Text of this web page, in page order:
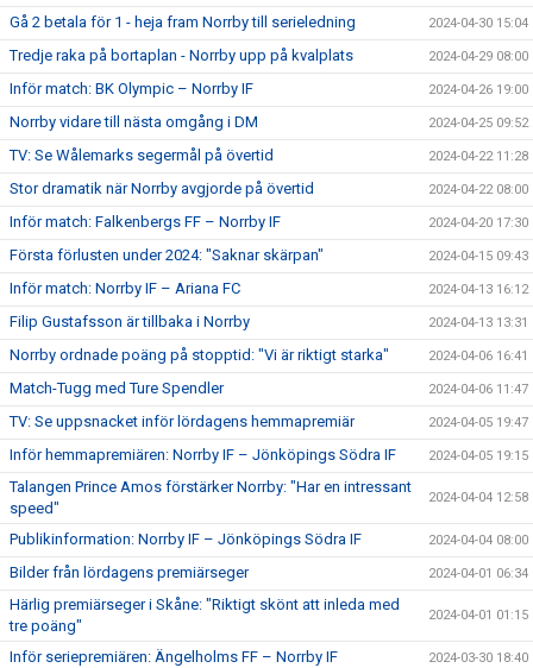
Gå 2 betala för 1 - heja fram Norrby till serieledning 2024-04-30 15:04
Tredje raka på bortaplan - Norrby upp på kvalplats 2024-04-29 08:00
Inför match: BK Olympic – Norrby IF 2024-04-26 19:00
Norrby vidare till nästa omgång i DM 2024-04-25 09:52
TV: Se Wålemarks segermål på övertid 2024-04-22 11:28
Stor dramatik när Norrby avgjorde på övertid 2024-04-22 08:00
Inför match: Falkenbergs FF – Norrby IF 2024-04-20 17:30
Första förlusten under 2024: "Saknar skärpan" 2024-04-15 09:43
Inför match: Norrby IF – Ariana FC 2024-04-13 16:12
Filip Gustafsson är tillbaka i Norrby 2024-04-13 13:31
Norrby ordnade poäng på stopptid: "Vi är riktigt starka" 2024-04-06 16:41
Match-Tugg med Ture Spendler 2024-04-06 11:47
TV: Se uppsnacket inför lördagens hemmapremiär 2024-04-05 19:47
Inför hemmapremiären: Norrby IF – Jönköpings Södra IF 2024-04-05 19:15
Talangen Prince Amos förstärker Norrby: "Har en intressant
speed"
2024-04-04 12:58
Publikinformation: Norrby IF – Jönköpings Södra IF 2024-04-04 08:00
Bilder från lördagens premiärseger 2024-04-01 06:34
Härlig premiärseger i Skåne: "Riktigt skönt att inleda med
tre poäng"
2024-04-01 01:15
Inför seriepremiären: Ängelholms FF – Norrby IF 2024-03-30 18:40